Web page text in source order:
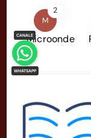
M
2
Microonde